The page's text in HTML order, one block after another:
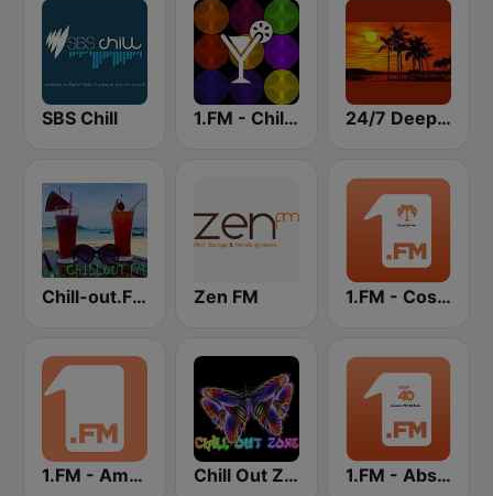
SBS Chill 1.FM - Chillout Lounge 24/7 Deep Sleep Music Relaxing Music Insomnia Sleep Relaxing Music Study Sleep Meditation
Chill-out.FM Zen FM 1.FM - Costa Del Mar
1.FM - Ambient Psychill Chill Out Zone 1.FM - Absolute Top 40